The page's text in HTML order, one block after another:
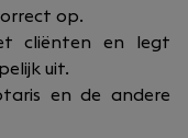
op.
cliënten en legt
uit.
en de andere